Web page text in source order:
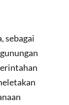
sebagai